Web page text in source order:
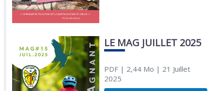
LE MAG JUILLET 2025
PDF| 2,44 Mo | 21 Juillet
2025